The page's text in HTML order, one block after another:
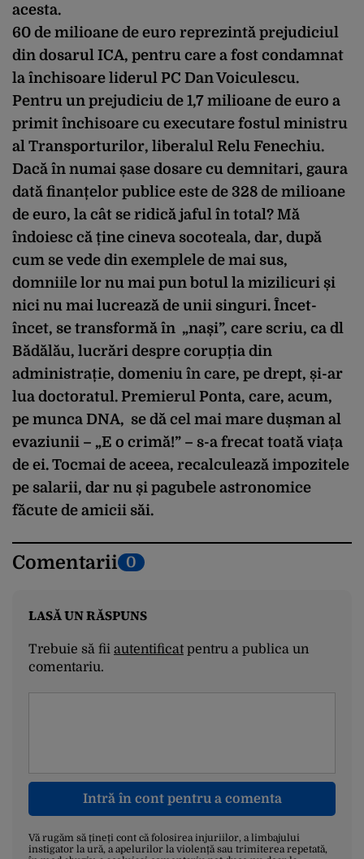
acesta.
60 de milioane de euro reprezintă prejudiciul
din dosarul ICA, pentru care a fost condamnat
la închisoare liderul PC Dan Voiculescu.
Pentru un prejudiciu de 1,7 milioane de euro a
primit închisoare cu executare fostul ministru
al Transporturilor, liberalul Relu Fenechiu.
Dacă în numai șase dosare cu demnitari, gaura
dată finanțelor publice este de 328 de milioane
de euro, la cât se ridică jaful în total? Mă
îndoiesc că ține cineva socoteala, dar, după
cum se vede din exemplele de mai sus,
domniile lor nu mai pun botul la mizilicuri și
nici nu mai lucrează de unii singuri. Încet-
încet, se transformă în „nași”, care scriu, ca dl
Bădălău, lucrări despre corupția din
administrație, domeniu în care, pe drept, și-ar
lua doctoratul. Premierul Ponta, care, acum,
pe munca DNA, se dă cel mai mare dușman al
evaziunii – „E o crimă!” – s-a frecat toată viața
de ei. Tocmai de aceea, recalculează impozitele
pe salarii, dar nu și pagubele astronomice
făcute de amicii săi.
Comentarii 0
LASĂ UN RĂSPUNS
Trebuie să fii autentificatpentru a publica un
comentariu.
Intră în cont pentru a comenta
Vă rugăm să țineți cont că folosirea injuriilor, a limbajului
instigator la ură, a apelurilor la violență sau trimiterea repetată,